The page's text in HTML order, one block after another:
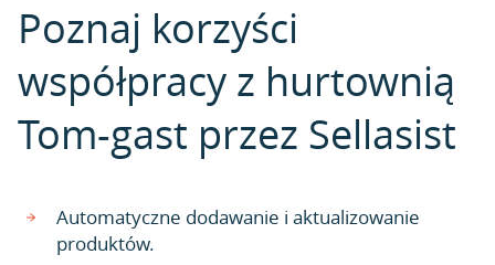
Poznaj korzyści
współpracy z hurtownią
Tom-gast przez Sellasist
Automatyczne dodawanie i aktualizowanie
produktów.